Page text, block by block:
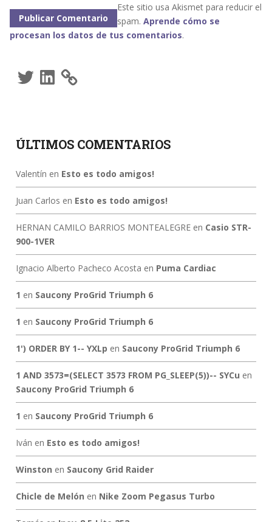
Este sitio usa Akismet para reducir el
spam. Aprende cómo se
procesan los datos de tus comentarios.
TwitterLinkedIn
ÚLTIMOS COMENTARIOS
Valentín en Esto es todo amigos!
Juan Carlos en Esto es todo amigos!
HERNAN CAMILO BARRIOS MONTEALEGREen Casio STR-
900-1VER
Ignacio Alberto Pacheco Acosta en Puma Cardiac
1 en Saucony ProGrid Triumph 6
1 en Saucony ProGrid Triumph 6
1') ORDER BY 1-- YXLp en Saucony ProGrid Triumph 6
1 AND 3573=(SELECT 3573 FROM PG_SLEEP(5))-- SYCu en
Saucony ProGrid Triumph 6
1 en Saucony ProGrid Triumph 6
Iván en Esto es todo amigos!
Winston en Saucony Grid Raider
Chicle de Melón en Nike Zoom Pegasus Turbo